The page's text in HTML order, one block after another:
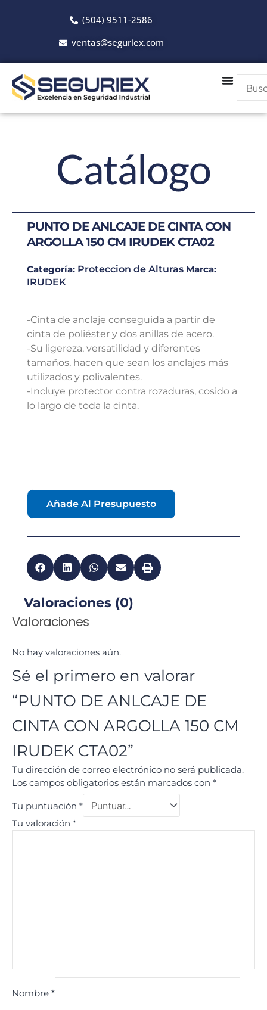
(504) 9511-2586
ventas@seguriex.com
Catálogo
PUNTO DE ANLCAJE DE CINTA CON
ARGOLLA 150 CM IRUDEK CTA02
Categoría: Proteccion de Alturas Marca:
IRUDEK
-Cinta de anclaje conseguida a partir de
cinta de poliéster y dos anillas de acero.
-Su ligereza, versatilidad y diferentes
tamaños, hacen que sean los anclajes más
utilizados y polivalentes.
-Incluye protector contra rozaduras, cosido a
lo largo de toda la cinta.
Añade Al Presupuesto
Valoraciones (0)
Valoraciones
No hay valoraciones aún.
Sé el primero en valorar
“PUNTO DE ANLCAJE DE
CINTA CON ARGOLLA 150 CM
IRUDEK CTA02”
Tu dirección de correo electrónico no será publicada.
Los campos obligatorios están marcados con *
Tu puntuación *
Tu valoración *
Nombre *